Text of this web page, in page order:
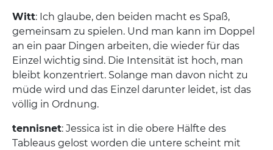
Witt: Ich glaube, den beiden macht es Spaß,
gemeinsam zu spielen. Und man kann im Doppel
an ein paar Dingen arbeiten, die wieder für das
Einzel wichtig sind. Die Intensität ist hoch, man
bleibt konzentriert. Solange man davon nicht zu
müde wird und das Einzel darunter leidet, ist das
völlig in Ordnung.
tennisnet: Jessica ist in die obere Hälfte des
Tableaus gelost worden die untere scheint mit